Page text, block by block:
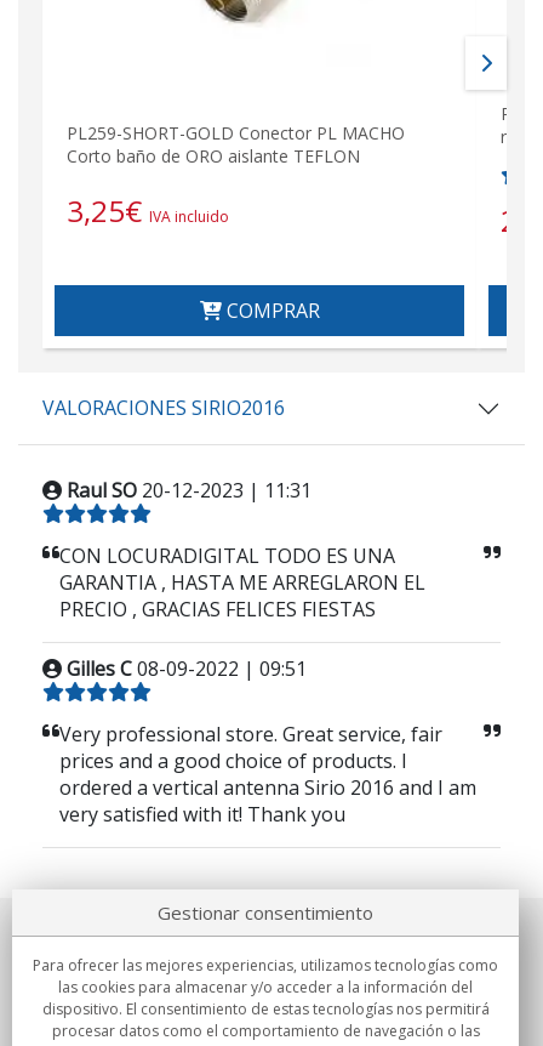
PL259-SHORT-GOLD Conector PL MACHO
Corto baño de ORO aislante TEFLON
3,25€ IVA incluido
COMPRAR
VALORACIONES SIRIO2016
Raul SO 20-12-2023 | 11:31
CON LOCURADIGITAL TODO ES UNA
GARANTIA , HASTA ME ARREGLARON EL
PRECIO , GRACIAS FELICES FIESTAS
Gilles C08-09-2022 | 09:51
Very professional store. Great service, fair
prices and a good choice of products. I
ordered a vertical antenna Sirio 2016 and I am
very satisfied with it! Thank you
Sobre nosotros
Compromisos
Gestionar consentimiento
Para ofrecer las mejores experiencias, utilizamos tecnologías como
las cookies para almacenar y/o acceder a la información del
dispositivo. El consentimiento de estas tecnologías nos permitirá
procesar datos como el comportamiento de navegación o las